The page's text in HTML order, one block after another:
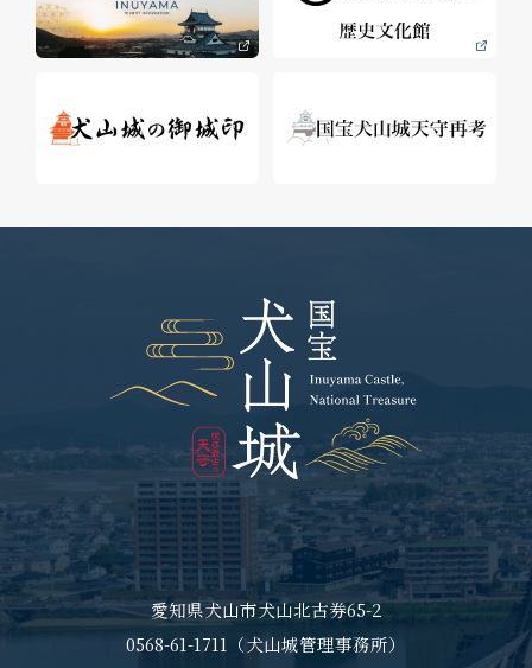
愛知県犬山市犬山北古券65-2
0568-61-1711（犬山城管理事務所）